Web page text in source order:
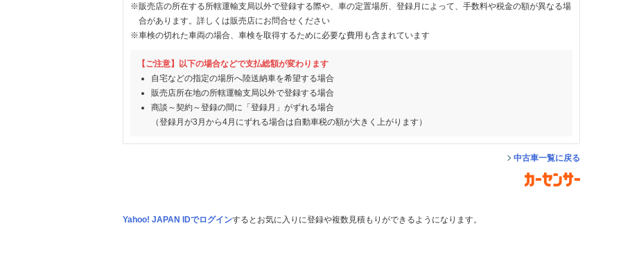
※販売店の所在する所轄運輸支局以外で登録する際や、車の定置場所、登録月によって、手数料や税金の額が異なる場
合があります。詳しくは販売店にお問合せください
※車検の切れた車両の場合、車検を取得するために必要な費用も含まれています
【ご注意】以下の場合などで支払総額が変わります
自宅などの指定の場所へ陸送納車を希望する場合
販売店所在地の所轄運輸支局以外で登録する場合
商談～契約～登録の間に「登録月」がずれる場合
（登録月が3月から4月にずれる場合は自動車税の額が大きく上がります）
中古車一覧に戻る
Yahoo! JAPAN IDでログインするとお気に入りに登録や複数見積もりができるようになります。